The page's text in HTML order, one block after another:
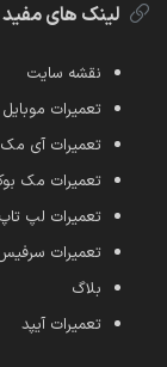
لینک های مفید
نقشه سایت
تعمیرات موبایل
تعمیرات آی مک
تعمیرات مک
تعمیرات لپ تاپ
تعمیرات
بلاگ
تعمیرات آیپد